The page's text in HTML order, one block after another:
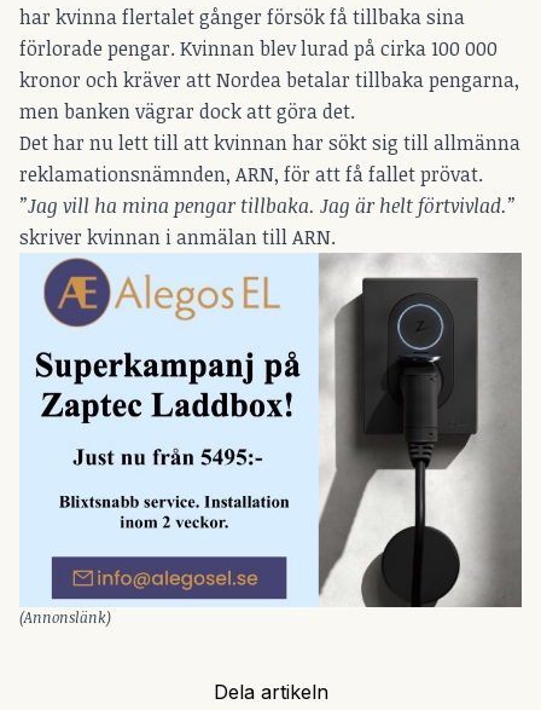
har kvinna flertalet gånger försök få tillbaka sina
förlorade pengar. Kvinnan blev lurad på cirka 100 000
kronor och kräver att Nordea betalar tillbaka pengarna,
men banken vägrar dock att göra det.
Det har nu lett till att kvinnan har sökt sig till allmänna
reklamationsnämnden, ARN, för att få fallet prövat.
”Jag vill ha mina pengar tillbaka. Jag är helt förtvivlad.”
skriver kvinnan i anmälan till ARN.
(Annonslänk)
Dela artikeln